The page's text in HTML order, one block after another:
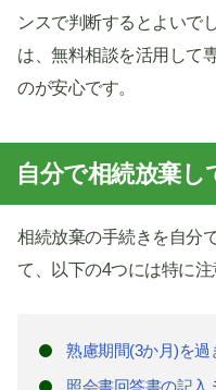
ンスで判断するとよいで
は、無料相談を活用して
のが安心です。
自分で相続放棄し
相続放棄の手続きを自分
て、以下の4つには特に注
熟慮期間(3か月)を過
照会書回答書の記入